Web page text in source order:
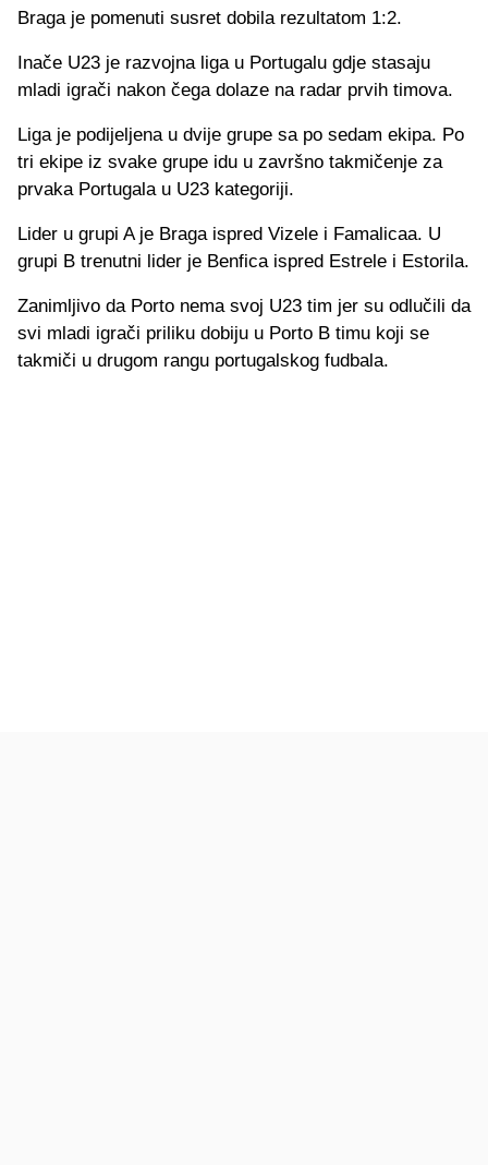
Braga je pomenuti susret dobila rezultatom 1:2.
Inače U23 je razvojna liga u Portugalu gdje stasaju
mladi igrači nakon čega dolaze na radar prvih timova.
Liga je podijeljena u dvije grupe sa po sedam ekipa. Po
tri ekipe iz svake grupe idu u završno takmičenje za
prvaka Portugala u U23 kategoriji.
Lider u grupi A je Braga ispred Vizele i Famalicaa. U
grupi B trenutni lider je Benfica ispred Estrele i Estorila.
Zanimljivo da Porto nema svoj U23 tim jer su odlučili da
svi mladi igrači priliku dobiju u Porto B timu koji se
takmiči u drugom rangu portugalskog fudbala.